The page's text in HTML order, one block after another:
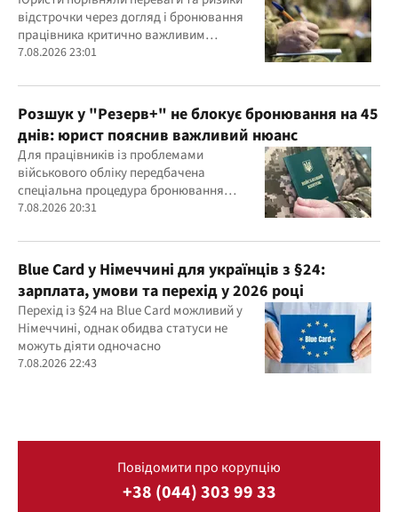
відстрочки через догляд і бронювання
працівника критично важливим
підприємством
7.08.2026 23:01
Розшук у "Резерв+" не блокує бронювання на 45
днів: юрист пояснив важливий нюанс
Для працівників із проблемами
військового обліку передбачена
спеціальна процедура бронювання
строком до 45 днів
7.08.2026 20:31
Blue Card у Німеччині для українців з §24:
зарплата, умови та перехід у 2026 році
Перехід із §24 на Blue Card можливий у
Німеччині, однак обидва статуси не
можуть діяти одночасно
7.08.2026 22:43
Повідомити про корупцію
+38 (044) 303 99 33